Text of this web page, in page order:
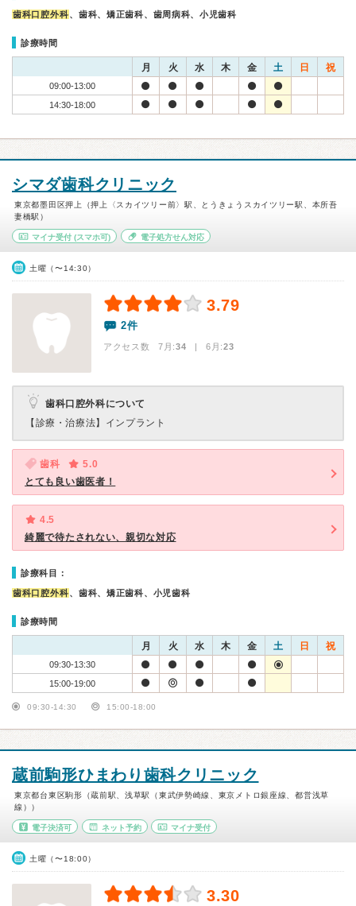
歯科口腔外科、歯科、矯正歯科、歯周病科、小児歯科
診療時間
月 火 水 木 金 土 日 祝
09:00-13:00
14:30-18:00
シマダ歯科クリニック
東京都墨田区押上（押上〈スカイツリー前〉駅、とうきょうスカイツリー駅、本所吾
妻橋駅）
マイナ受付 (スマホ可) 電子処方せん対応
土曜（〜14:30）
3.79
2件
アクセス数 7月:34 | 6月:23
歯科口腔外科について
【診療・治療法】 インプラント
歯科
5.0
とても良い歯医者！
4.5
綺麗で待たされない、親切な対応
診療科目：
歯科口腔外科、歯科、矯正歯科、小児歯科
診療時間
月 火 水 木 金 土 日 祝
09:30-13:30
15:00-19:00
09:30-14:30 15:00-18:00
蔵前駒形ひまわり歯科クリニック
東京都台東区駒形（蔵前駅、浅草駅（東武伊勢崎線、東京メトロ銀座線、都営浅草
線））
電子決済可 ネット予約 マイナ受付
土曜（〜18:00）
3.30